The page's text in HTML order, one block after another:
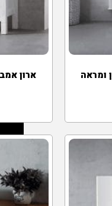
ומראה
ארון